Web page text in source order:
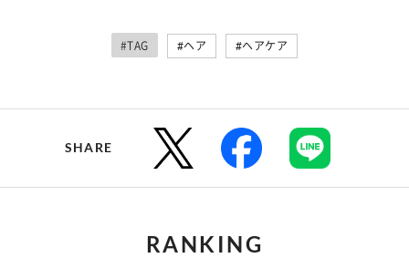
#TAG #ヘア #ヘアケア
SHARE
RANKING